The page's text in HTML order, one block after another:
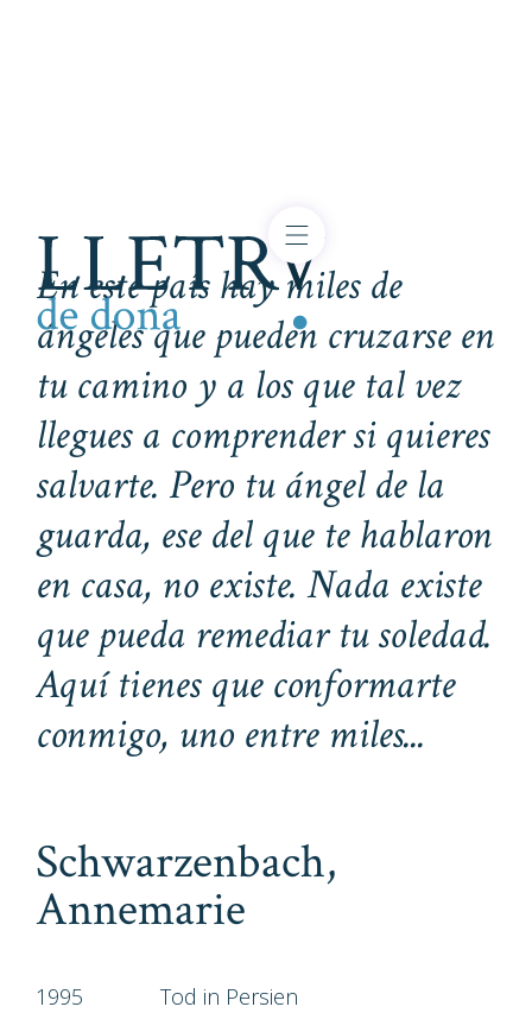
En este país hay miles de
ángeles que pueden cruzarse en
tu camino y a los que tal vez
llegues a comprender si quieres
salvarte. Pero tu ángel de la
guarda, ese del que te hablaron
en casa, no existe. Nada existe
que pueda remediar tu soledad.
Aquí tienes que conformarte
conmigo, uno entre miles...
Schwarzenbach,
Annemarie
1995
Tod in Persien